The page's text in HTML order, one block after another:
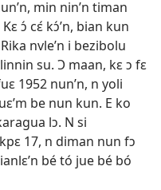
min nin’n timan
ɔ́ cɛ́ kɔ́’n, bian kun
nvle’n i bezibolu
su. Ɔ maan, kɛ ɔ fɛ
1952 nun’n, n yoli
be nun kun. E ko
lɔ. N si
17, n diman nun fɔ
bé tó jue bé bó